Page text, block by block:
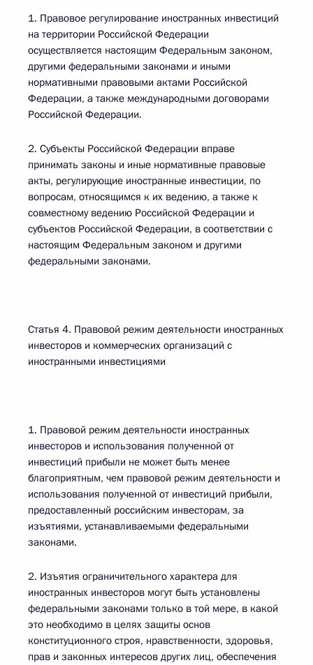
1. Правовое регулирование иностранных инвестиций
на территории Российской Федерации
осуществляется настоящим Федеральным законом,
другими федеральными законами и иными
нормативными правовыми актами Российской
Федерации, а также международными договорами
Российской Федерации.
2. Субъекты Российской Федерации вправе
принимать законы и иные нормативные правовые
акты, регулирующие иностранные инвестиции, по
вопросам, относящимся к их ведению, а также к
совместному ведению Российской Федерации и
субъектов Российской Федерации, в соответствии с
настоящим Федеральным законом и другими
федеральными законами.
Статья 4. Правовой режим деятельности иностранных
инвесторов и коммерческих организаций с
иностранными инвестициями
1. Правовой режим деятельности иностранных
инвесторов и использования полученной от
инвестиций прибыли не может быть менее
благоприятным, чем правовой режим деятельности и
использования полученной от инвестиций прибыли,
предоставленный российским инвесторам, за
изъятиями, устанавливаемыми федеральными
законами.
2. Изъятия ограничительного характера для
иностранных инвесторов могут быть установлены
федеральными законами только в той мере, в какой
это необходимо в целях защиты основ
конституционного строя, нравственности, здоровья,
прав и законных интересов других лиц, обеспечения